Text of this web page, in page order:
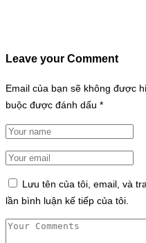
Leave your Comment
Email của bạn sẽ không được
buộc được đánh dấu *
Lưu tên của tôi, email, và
lần bình luận kế tiếp của tôi.